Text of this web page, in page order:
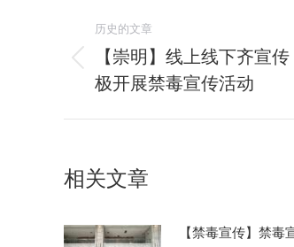
章
航
历史的文章
历
史
的
章：
【崇明】线上线下齐宣
极开展禁毒宣传活动
相关文章
【禁毒宣传】禁毒